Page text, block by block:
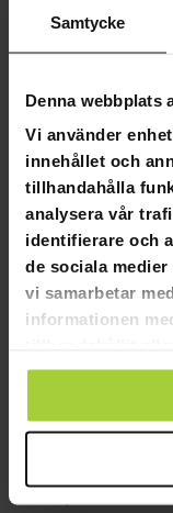
Samtycke
Denna webbplats
Vi använder
innehållet och
tillhandahålla
analysera vår
identifierare och
de sociala
vi samarbetar
informationen
använt deras
Extra
Fit`n Shape
Plåtvikter:
Stång:
Stången är
Stången tål
4 x 2,5 kg
2 x 5 kg
Bar lås
4,3